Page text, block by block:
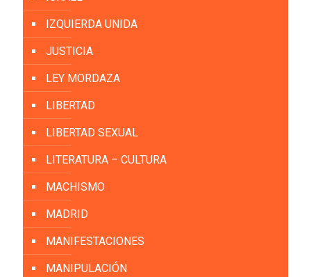
IZQUIERDA UNIDA
JUSTICIA
LEY MORDAZA
LIBERTAD
LIBERTAD SEXUAL
LITERATURA – CULTURA
MACHISMO
MADRID
MANIFESTACIONES
MANIPULACIÓN